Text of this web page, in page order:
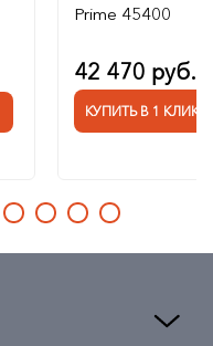
Prime 45400
42 470 руб.
КУПИТЬ В 1 КЛИК